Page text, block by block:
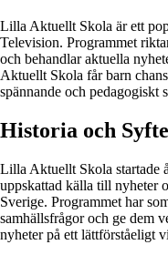
Lilla Aktuellt Skola är ett
Television. Programmet
och behandlar aktuella
Aktuellt Skola får barn
spännande och pedagogiskt
Historia och Syfte
Lilla Aktuellt Skola startade
uppskattad källa till nyheter
Sverige. Programmet har
samhällsfrågor och ge dem
nyheter på ett lättförståeligt